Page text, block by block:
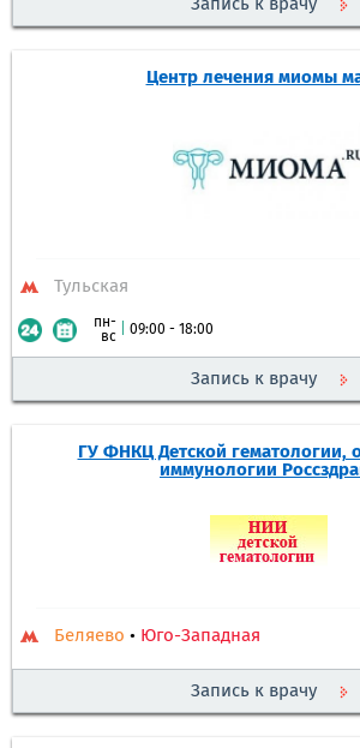
Запись к врачу
Центр лечения миомы
Тульская
пн-
вс
09:00 - 18:00
Запись к врачу
ГУ ФНКЦ Детской гематологии,
иммунологии
Беляево • Юго-Западная
Запись к врачу